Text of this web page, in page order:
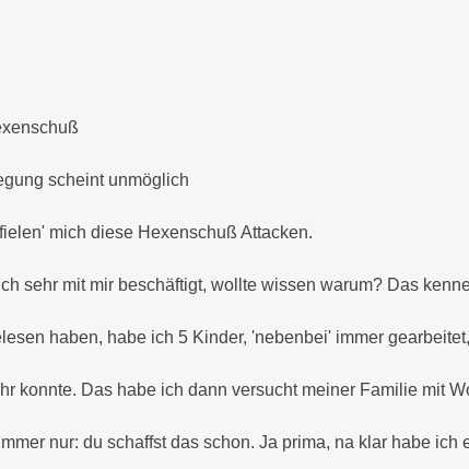
scheint unmöglich
mich diese Hexenschuß Attacken.
sehr mit mir beschäftigt, wollte wissen warum? Das
haben, habe ich 5 Kinder, 'nebenbei' immer
konnte. Das habe ich dann versucht meiner Familie mit
nur: du schaffst das schon. Ja prima, na klar habe ich